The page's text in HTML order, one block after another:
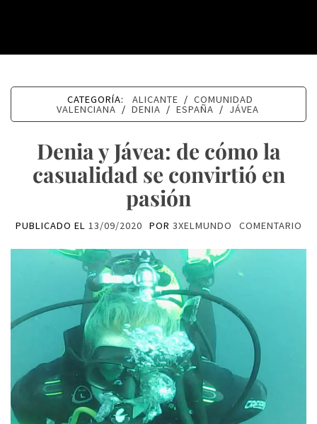
CATEGORÍA: ALICANTE / COMUNIDAD
VALENCIANA / DENIA / ESPAÑA / JÁVEA
Denia y Jávea: de cómo la
casualidad se convirtió en
pasión
PUBLICADO EL 13/09/2020 POR 3XELMUNDO COMENTARIO